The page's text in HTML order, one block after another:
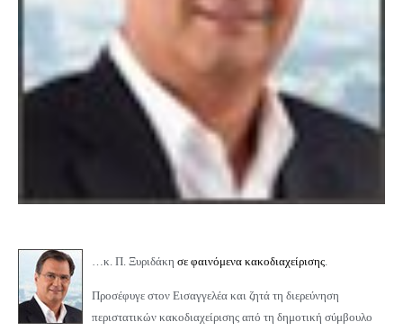
…κ. Π. Ξυριδάκη σε φαινόμενα κακοδιαχείρισης
Προσέφυγε στον Εισαγγελέα και ζητά τη διερεύνηση
περιστατικών κακοδιαχείρισης από τη δημοτική σύμβουλο